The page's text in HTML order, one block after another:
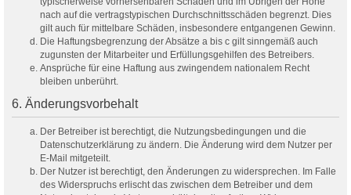
nach auf die vertragstypischen Durchschnittsschäden begrenzt. Dies
gilt auch für mittelbare Schäden, insbesondere entgangenen Gewinn.
Die Haftungsbegrenzung der Absätze a bis c gilt sinngemäß auch
zugunsten der Mitarbeiter und Erfüllungsgehilfen des Betreibers.
Ansprüche für eine Haftung aus zwingendem nationalem Recht
bleiben unberührt.
6. Änderungsvorbehalt
Der Betreiber ist berechtigt, die Nutzungsbedingungen und die
Datenschutzerklärung zu ändern. Die Änderung wird dem Nutzer per
E-Mail mitgeteilt.
Der Nutzer ist berechtigt, den Änderungen zu widersprechen. Im Falle
des Widerspruchs erlischt das zwischen dem Betreiber und dem